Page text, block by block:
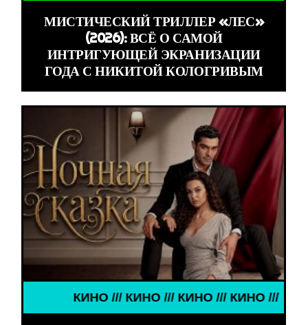
МИСТИЧЕСКИЙ ТРИЛЛЕР «ЛЕС»
(2026): ВСЁ О САМОЙ
ИНТРИГУЮЩЕЙ ЭКРАНИЗАЦИИ
ГОДА С НИКИТОЙ КОЛОГРИВЫМ
КИНО /// КИНО /// КИНО /// КИНО ///